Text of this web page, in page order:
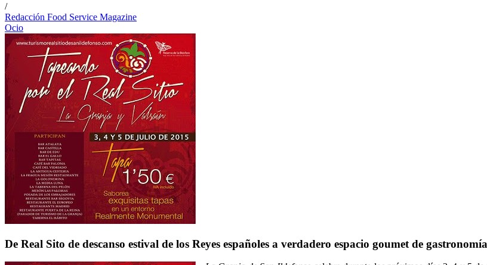
/
Redacción Food Service Magazine
Ocio
De Real Sito de descanso estival de los Reyes españoles a verdadero espacio goumet de